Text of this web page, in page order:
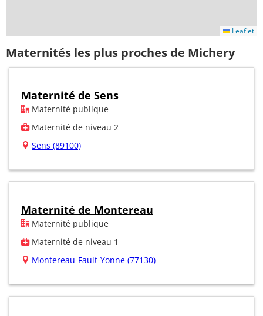
Leaflet
Maternités les plus proches de Michery
Maternité de Sens
Maternité publique
Maternité de niveau 2
Sens (89100)
Maternité de Montereau
Maternité publique
Maternité de niveau 1
Montereau-Fault-Yonne (77130)